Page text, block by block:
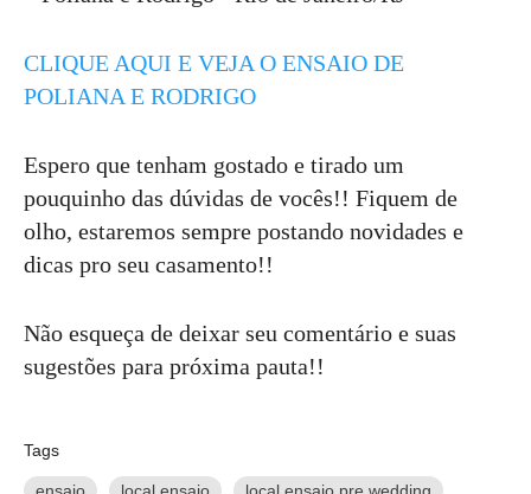
CLIQUE AQUI E VEJA O ENSAIO DE
POLIANA E RODRIGO
Espero que tenham gostado e tirado um
pouquinho das dúvidas de vocês!! Fiquem de
olho, estaremos sempre postando novidades e
dicas pro seu casamento!!
Não esqueça de deixar seu comentário e suas
sugestões para próxima pauta!!
Tags